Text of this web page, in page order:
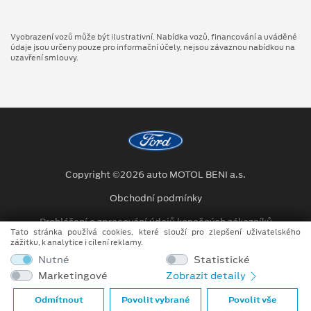
Vyobrazení vozů může být ilustrativní. Nabídka vozů, financování a uváděné
údaje jsou určeny pouze pro informační účely, nejsou závaznou nabídkou na
uzavření smlouvy.
Copyright ©2026 auto MOTOL BENI a.s.
Obchodní podmínky
Prohlášení o zpracování údajů konečných zákazníků
Kariéra
Projekty
Při tvorbě videí a obrázků na tomto webu je využíváno kombinace
Tato stránka používá cookies, které slouží pro zlepšení uživatelského
zážitku, k analytice i cílení reklamy.
Nutné
Statistické
Marketingové
Zobrazit detaily
Odmítnout Povolit vybrané Povolit vše